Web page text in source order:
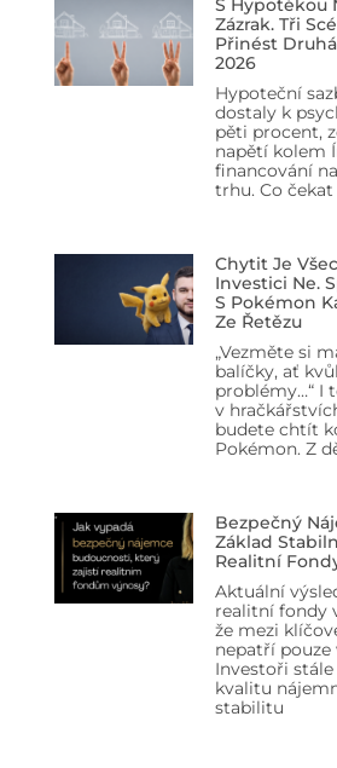
Zázrak. Tři
Přinést
2026
Hypoteční
dostaly k
pěti procent,
napětí kolem
financování
trhu. Co
Chytit Je
Investici Ne.
S Pokémon
Ze Řetězu
„Vezměte si
balíčky, ať
problémy…“ I
v
budete chtít
Pokémon. Z
Bezpečný
Základ
Realitní
Aktuální
realitní fondy
že mezi
nepatří
Investoři
kvalitu
stabilitu